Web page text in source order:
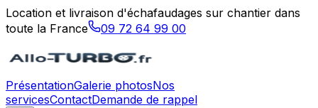
Location et livraison d'échafaudages sur chantier dans
toute la France
09 72 64 99 00
PrésentationGalerie photosNos
servicesContactDemande de rappel